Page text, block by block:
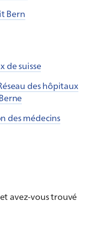
Bern
de suisse
des hôpitaux
des médecins
avez-vous trouvé